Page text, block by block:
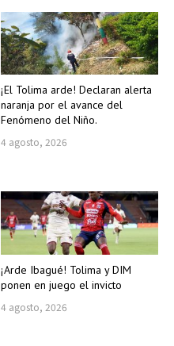
¡El Tolima arde! Declaran alerta
naranja por el avance del
Fenómeno del Niño.
4 agosto, 2026
¡Arde Ibagué! Tolima y DIM
ponen en juego el invicto
4 agosto, 2026